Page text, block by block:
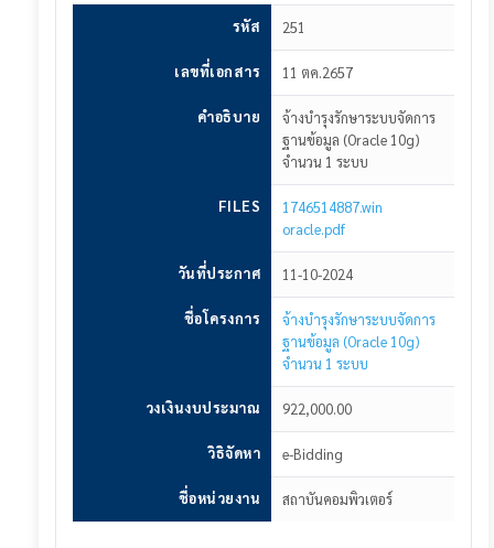
รายงานการวิเคราะห์ผลการจัดซื้อจัดจ้าง
ประกาศโครงการ
ประกาศแผนจัดซื้อจัดจ้าง
ประกาศร่างเอกสารเชิญชวน
ประกาศเชิญชวน
ประกาศยกเลิกเชิญชวนเสนอราคา
ประกาศผู้ชนะ
รหัส 251
เลขที่เอกสาร 11 ตค.2657
คำอธิบาย
จ้างบำรุงรักษาระบบจัดการ
ฐานข้อมูล (Oracle 10g)
จำนวน 1 ระบบ
FILES
1746514887.win
oracle.pdf
วันที่ประกาศ 11-10-2024
ชื่อโครงการ
จ้างบำรุงรักษาระบบจัดการ
ฐานข้อมูล (Oracle 10g)
จำนวน 1 ระบบ
วงเงินงบประมาณ 922,000.00
วิธิจัดหา e-Bidding
ชื่อหน่วยงาน สถาบันคอมพิวเตอร์